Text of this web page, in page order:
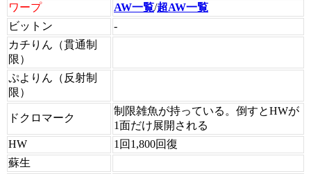
ワープ
AW一覧/超AW一覧
ビットン
-
カチりん（貫通制
限）
ぷよりん（反射制
限）
ドクロマーク
制限雑魚が持っている。倒すとHWが
1面だけ展開される
HW
1回1,800回復
蘇生